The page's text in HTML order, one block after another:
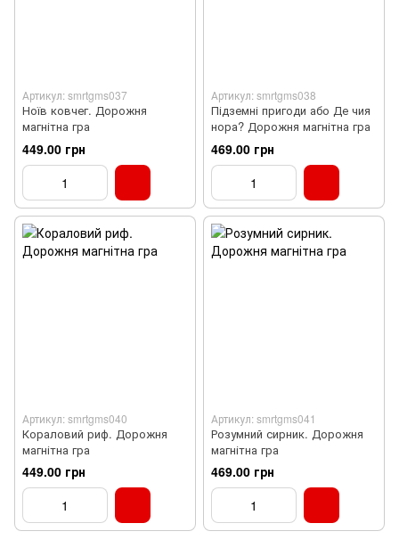
Артикул: smrtgms037
Ноїв ковчег. Дорожня
магнітна гра
449.00 грн
Артикул: smrtgms038
Підземні пригоди або Де чия
нора? Дорожня магнітна гра
469.00 грн
Артикул: smrtgms040
Кораловий риф. Дорожня
магнітна гра
449.00 грн
Артикул: smrtgms041
Розумний сирник. Дорожня
магнітна гра
469.00 грн